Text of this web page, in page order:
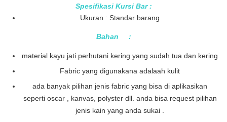
Spesifikasi Kursi Bar :
Ukuran : Standar barang
Bahan :
material kayu jati perhutani kering yang sudah tua dan kering
Fabric yang digunakana adalaah kulit
ada banyak pilihan jenis fabric yang bisa di aplikasikan
seperti oscar , kanvas, polyster dll. anda bisa request pilihan
jenis kain yang anda sukai .